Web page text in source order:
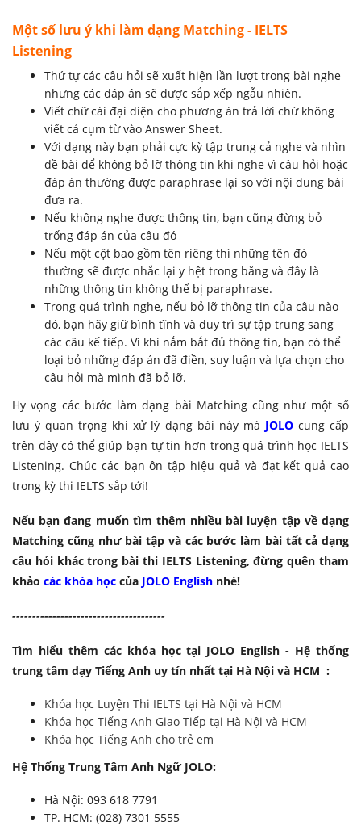
Một số lưu ý khi làm dạng Matching - IELTS
Listening
Thứ tự các câu hỏi sẽ xuất hiện lần lượt trong bài nghe
nhưng các đáp án sẽ được sắp xếp ngẫu nhiên.
Viết chữ cái đại diện cho phương án trả lời chứ không
viết cả cụm từ vào Answer Sheet.
Với dạng này bạn phải cực kỳ tập trung cả nghe và nhìn
đề bài để không bỏ lỡ thông tin khi nghe vì câu hỏi hoặc
đáp án thường được paraphrase lại so với nội dung bài
đưa ra.
Nếu không nghe được thông tin, bạn cũng đừng bỏ
trống đáp án của câu đó
Nếu một cột bao gồm tên riêng thì những tên đó
thường sẽ được nhắc lại y hệt trong băng và đây là
những thông tin không thể bị paraphrase.
Trong quá trình nghe, nếu bỏ lỡ thông tin của câu nào
đó, bạn hãy giữ bình tĩnh và duy trì sự tập trung sang
các câu kế tiếp. Vì khi nắm bắt đủ thông tin, bạn có thể
loại bỏ những đáp án đã điền, suy luận và lựa chọn cho
câu hỏi mà mình đã bỏ lỡ.
Hy vọng các bước làm dạng bài Matching cũng như một số
lưu ý quan trọng khi xử lý dạng bài này mà JOLO cung cấp
trên đây có thể giúp bạn tự tin hơn trong quá trình học IELTS
Listening. Chúc các bạn ôn tập hiệu quả và đạt kết quả cao
trong kỳ thi IELTS sắp tới!
Nếu bạn đang muốn tìm thêm nhiều bài luyện tập về dạng
Matching cũng như bài tập và các bước làm bài tất cả dạng
câu hỏi khác trong bài thi IELTS Listening, đừng quên tham
khảo các khóa học của JOLO English nhé!
--------------------------------------
Tìm hiểu thêm các khóa học tại JOLO English - Hệ thống
trung tâm dạy Tiếng Anh uy tín nhất tại Hà Nội và HCM :
Khóa học Luyện Thi IELTS tại Hà Nội và HCM
Khóa học Tiếng Anh Giao Tiếp tại Hà Nội và HCM
Khóa học Tiếng Anh cho trẻ em
Hệ Thống Trung Tâm Anh Ngữ JOLO:
Hà Nội: 093 618 7791
TP. HCM: (028) 7301 5555